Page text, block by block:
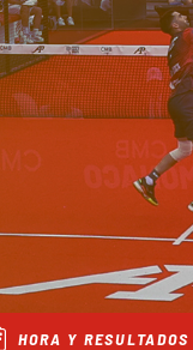
HORA Y RESULTADOS